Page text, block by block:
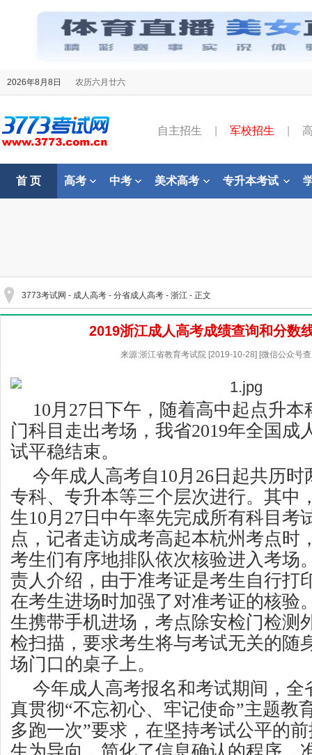
2026年8月8日 农历六月廿六
自主招生 军校招生
首 页 高考 中考 美术高考 专升本考试
3773考试网 - 成人高考 - 分省成人高考 - 浙江 - 正文
2019浙江成人高考成绩查询和分数
来源:浙江省教育考试院 [2019-10-28] [微信公众号
10月27日下午，随着高中起点升
门科目走出考场，我省2019年全国成
试平稳结束。
今年成人高考自10月26日起共历
专科、专升本等三个层次进行。其中
生10月27日中午率先完成所有科目考
点，记者走访成考高起本杭州考点时
考生们有序地排队依次核验进入考场
责人介绍，由于准考证是考生自行打
在考生进场时加强了对准考证的核验
生携带手机进场，考点除安检门检测
检扫描，要求考生将与考试无关的随
场门口的桌子上。
今年成人高考报名和考试期间，全
真贯彻“不忘初心、牢记使命”主题教
多跑一次”要求，在坚持考试公平的